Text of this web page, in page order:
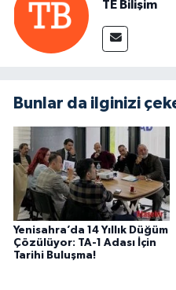
TE Bilişim
Bunlar da ilginizi
Yenisahra’da 14 Yıllık Düğüm
Çözülüyor: TA-1 Adası İçin
Tarihi Buluşma!